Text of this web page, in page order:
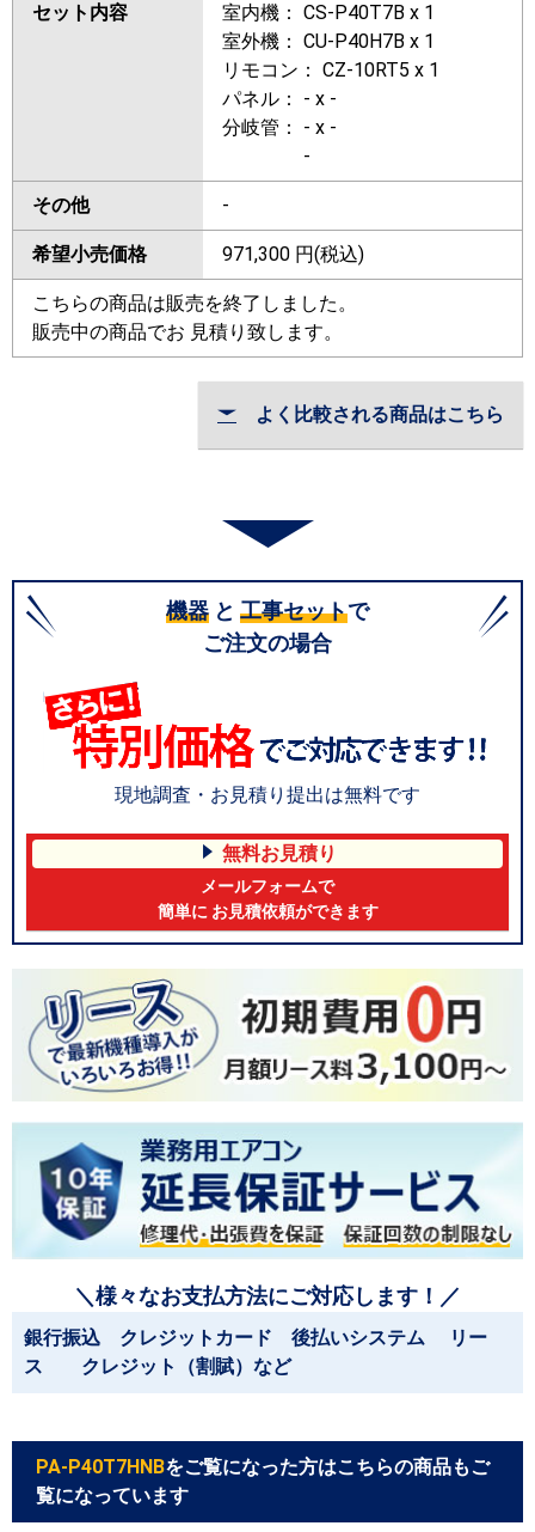
セット内容
室内機： CS-P40T7B x 1
室外機： CU-P40H7B x 1
リモコン： CZ-10RT5 x 1
パネル： - x -
分岐管： - x -
-
その他 -
希望小売価格 971,300 円(税込)
こちらの商品は販売を終了しました。
販売中の商品でお 見積り致します。
よく比較される商品はこちら
機器 と 工事セットで
ご注文の場合
現地調査・お見積り提出は無料です
無料お見積り
メールフォームで
簡単に お見積依頼ができます
＼様々なお支払方法にご対応します！／
銀行振込 クレジットカード 後払いシステム リー
ス クレジット（割賦）など
PA-P40T7HNBをご覧になった方はこちらの商品もご
覧になっています